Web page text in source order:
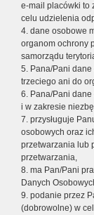
e-mail placówki to
celu udzielenia
4. dane osobowe
organom ochrony
samorządu
5. Pana/Pani
trzeciego ani do
6. Pana/Pani
i w zakresie
7. przysługuje
osobowych oraz
przetwarzania lub
przetwarzania,
8. ma Pan/Pani
Danych
9. podanie przez
(dobrowolne) w